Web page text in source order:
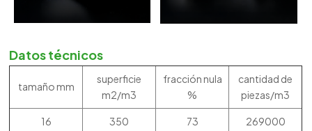
Datos técnicos
tamaño mm
superficie
m2/m3
fracción nula
%
cantidad de
piezas/m3
16 350 73 269000